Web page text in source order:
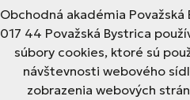
Obchodná akadémia
017 44 Považská Bystrica
súbory cookies, ktoré sú
návštevnosti webového
zobrazenia webových